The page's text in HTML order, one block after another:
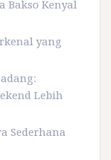
Bakso Kenyal
yang
Lebih
Sederhana